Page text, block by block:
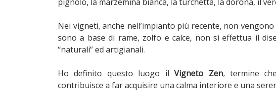
Nei vigneti, anche nell’impianto più recente, non
sono a base di rame, zolfo e calce, non si effettua il
“naturali” ed artigianali.
Ho definito questo luogo ilVigneto Zen, termine
contribuisce a far acquisire una calma interiore e una